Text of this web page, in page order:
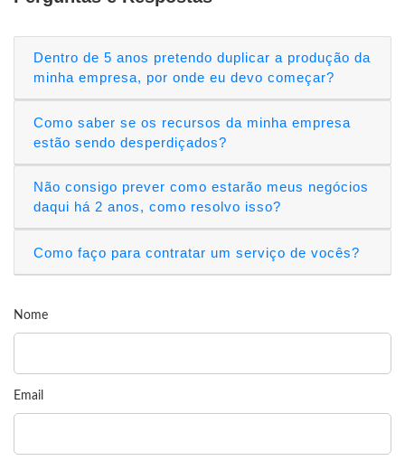
Dentro de 5 anos pretendo duplicar a produção da
minha empresa, por onde eu devo começar?
Como saber se os recursos da minha empresa
estão sendo desperdiçados?
Não consigo prever como estarão meus negócios
daqui há 2 anos, como resolvo isso?
Como faço para contratar um serviço de vocês?
Nome
Email